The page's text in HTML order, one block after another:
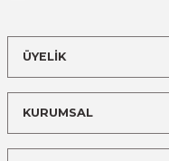
ÜYELİK
KURUMSAL